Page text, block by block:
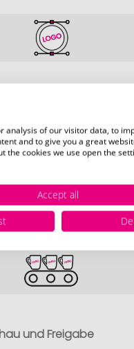
unserer
(Checkout)
und schließen Sie
zur Verfügung
gerne später
und Freigabe
analysis of our visitor data, to
and to give you a great
the cookies we use open the
Accept all